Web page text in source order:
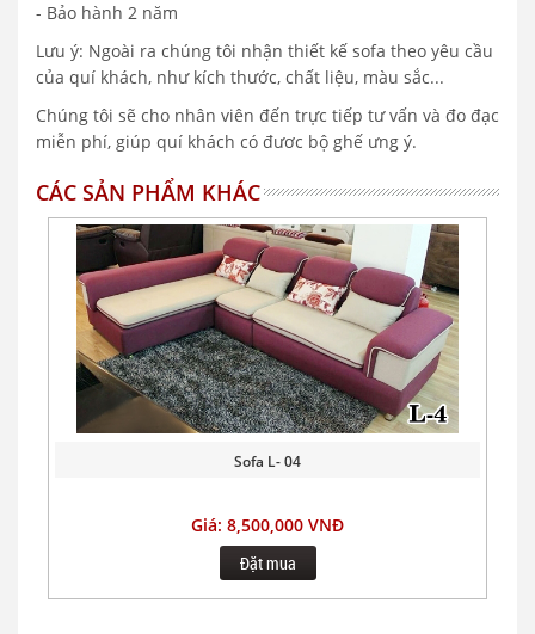
- Bảo hành 2 năm
Lưu ý: Ngoài ra chúng tôi nhận thiết kế sofa theo yêu cầu
của quí khách, như kích thước, chất liệu, màu sắc...
Chúng tôi sẽ cho nhân viên đến trực tiếp tư vấn và đo đạc
miễn phí, giúp quí khách có đươc bộ ghế ưng ý.
CÁC SẢN PHẨM KHÁC
Sofa L- 04
Giá: 8,500,000 VNĐ
Đặt mua